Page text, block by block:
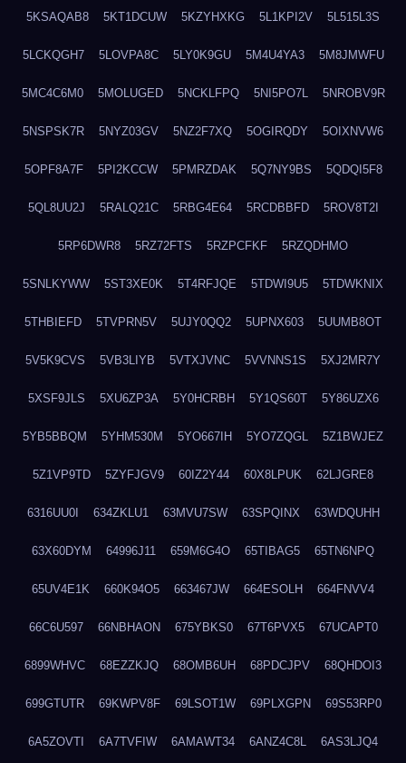
5KSAQAB8 5KT1DCUW 5KZYHXKG 5L1KPI2V 5L515L3S
5LCKQGH7 5LOVPA8C 5LY0K9GU 5M4U4YA3 5M8JMWFU
5MC4C6M0 5MOLUGED 5NCKLFPQ 5NI5PO7L 5NROBV9R
5NSPSK7R 5NYZ03GV 5NZ2F7XQ 5OGIRQDY 5OIXNVW6
5OPF8A7F 5PI2KCCW 5PMRZDAK 5Q7NY9BS 5QDQI5F8
5QL8UU2J 5RALQ21C 5RBG4E64 5RCDBBFD 5ROV8T2I
5RP6DWR8 5RZ72FTS 5RZPCFKF 5RZQDHMO
5SNLKYWW 5ST3XE0K 5T4RFJQE 5TDWI9U5 5TDWKNIX
5THBIEFD 5TVPRN5V 5UJY0QQ2 5UPNX603 5UUMB8OT
5V5K9CVS 5VB3LIYB 5VTXJVNC 5VVNNS1S 5XJ2MR7Y
5XSF9JLS 5XU6ZP3A 5Y0HCRBH 5Y1QS60T 5Y86UZX6
5YB5BBQM 5YHM530M 5YO667IH 5YO7ZQGL 5Z1BWJEZ
5Z1VP9TD 5ZYFJGV9 60IZ2Y44 60X8LPUK 62LJGRE8
6316UU0I 634ZKLU1 63MVU7SW 63SPQINX 63WDQUHH
63X60DYM 64996J11 659M6G4O 65TIBAG5 65TN6NPQ
65UV4E1K 660K94O5 663467JW 664ESOLH 664FNVV4
66C6U597 66NBHAON 675YBKS0 67T6PVX5 67UCAPT0
6899WHVC 68EZZKJQ 68OMB6UH 68PDCJPV 68QHDOI3
699GTUTR 69KWPV8F 69LSOT1W 69PLXGPN 69S53RP0
6A5ZOVTI 6A7TVFIW 6AMAWT34 6ANZ4C8L 6AS3LJQ4